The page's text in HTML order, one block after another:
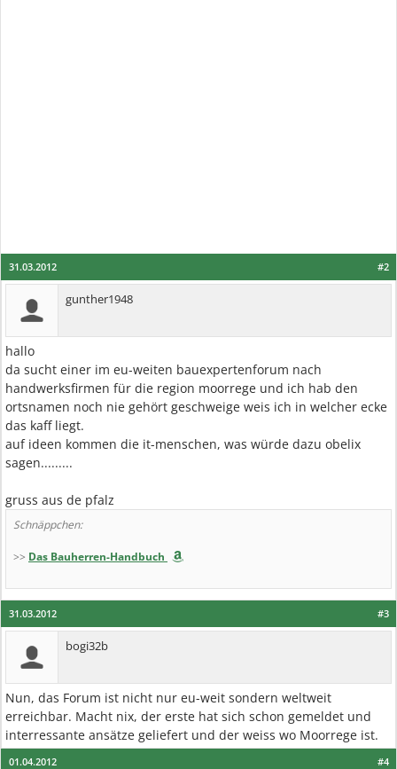
#2
31.03.2012
gunther1948
hallo
da sucht einer im eu-weiten bauexpertenforum nach
handwerksfirmen für die region moorrege und ich hab den
ortsnamen noch nie gehört geschweige weis ich in welcher ecke
das kaff liegt.
auf ideen kommen die it-menschen, was würde dazu obelix
sagen.........
gruss aus de pfalz
Schnäppchen:
>> Das Bauherren-Handbuch
#3
31.03.2012
bogi32b
Nun, das Forum ist nicht nur eu-weit sondern weltweit
erreichbar. Macht nix, der erste hat sich schon gemeldet und
interressante ansätze geliefert und der weiss wo Moorrege ist.
#4
01.04.2012